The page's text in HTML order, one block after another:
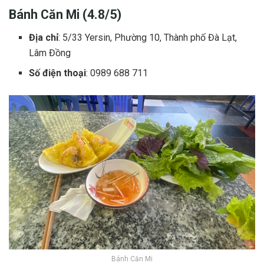
Bánh Căn Mi (4.8/5)
Địa chỉ: 5/33 Yersin, Phường 10, Thành phố Đà Lạt,
Lâm Đồng
Số điện thoại: 0989 688 711
Bánh Căn Mi